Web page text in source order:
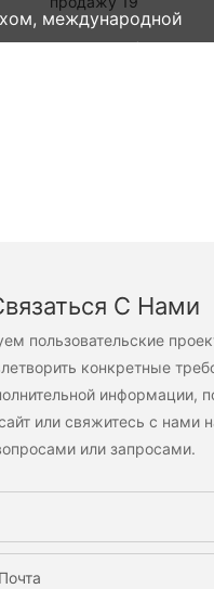
международной
доставкой (DHL,
С Нами
пользовательские
конкретные
информации,
или свяжитесь с нами
или запросами.